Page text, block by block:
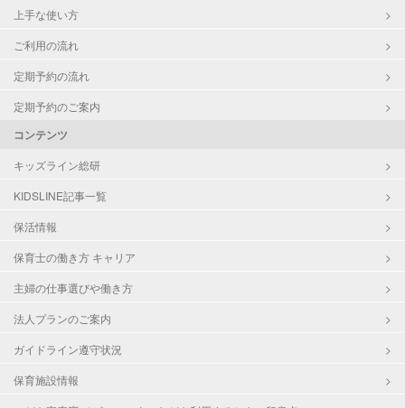
上手な使い方
ご利用の流れ
定期予約の流れ
定期予約のご案内
コンテンツ
キッズライン総研
KIDSLINE記事一覧
保活情報
保育士の働き方 キャリア
主婦の仕事選びや働き方
法人プランのご案内
ガイドライン遵守状況
保育施設情報